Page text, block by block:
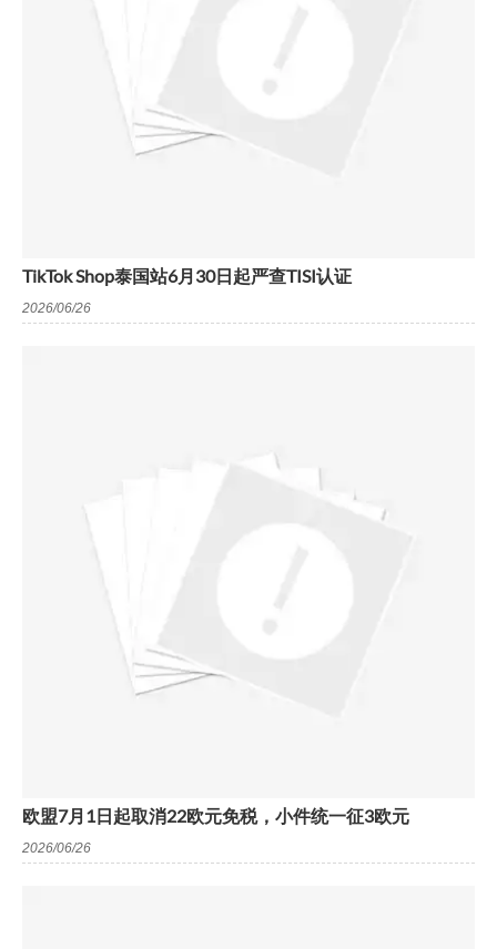
TikTok Shop泰国站6月30日起严查TISI认证
2026/06/26
欧盟7月1日起取消22欧元免税，小件统一征3欧元
2026/06/26